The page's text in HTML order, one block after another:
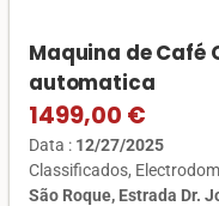
Maquina de Café
automatica
1499,00 €
Data : 12/27/2025
Classificados
São Roque, Estrada Dr.